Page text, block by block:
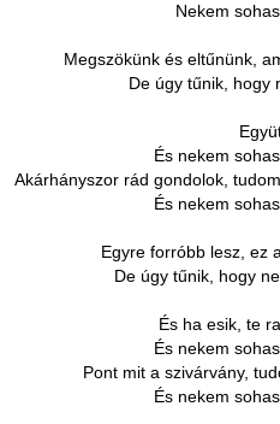
Nekem
Megszökünk és eltűnünk,
De úgy tűnik, hogy
És nekem
Akárhányszor rád gondolok,
És nekem
Egyre forróbb lesz, ez
De úgy tűnik, hogy
És ha esik, te
És nekem
Pont mit a szivárvány,
És nekem